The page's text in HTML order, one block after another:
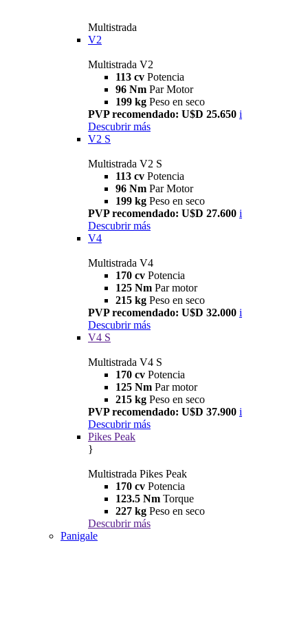
Multistrada
V2
Multistrada V2
113 cv Potencia
96 Nm Par Motor
199 kg Peso en seco
PVP recomendado: U$D 25.650 i
Descubrir más
V2 S
Multistrada V2 S
113 cv Potencia
96 Nm Par Motor
199 kg Peso en seco
PVP recomendado: U$D 27.600 i
Descubrir más
V4
Multistrada V4
170 cv Potencia
125 Nm Par motor
215 kg Peso en seco
PVP recomendado: U$D 32.000 i
Descubrir más
V4 S
Multistrada V4 S
170 cv Potencia
125 Nm Par motor
215 kg Peso en seco
PVP recomendado: U$D 37.900 i
Descubrir más
Pikes Peak
}
Multistrada Pikes Peak
170 cv Potencia
123.5 Nm Torque
227 kg Peso en seco
Descubrir más
Panigale